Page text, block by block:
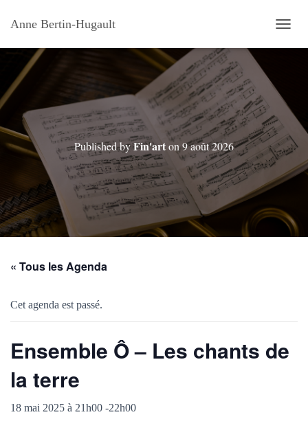
Anne Bertin-Hugault
Published byFin'arton9 août 2026
« Tous les Agenda
Cet agenda est passé.
Ensemble Ô – Les chants de
la terre
18 mai 2025 à 21h00 -22h00